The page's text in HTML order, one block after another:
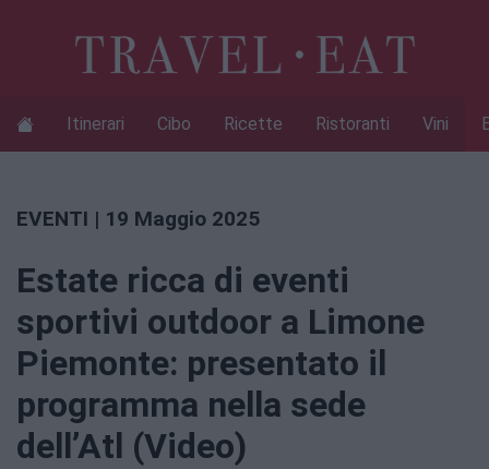
Itinerari Cibo Ricette Ristoranti Vini
EVENTI | 19 Maggio 2025
Estate ricca di eventi
sportivi outdoor a Limone
Piemonte: presentato il
programma nella sede
dell’Atl (Video)